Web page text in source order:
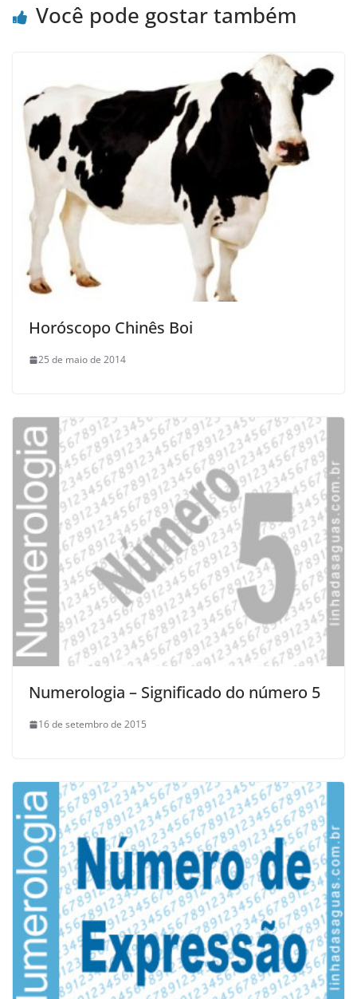
Você pode gostar também
Horóscopo Chinês Boi
25 de maio de 2014
Numerologia – Significado do número 5
16 de setembro de 2015